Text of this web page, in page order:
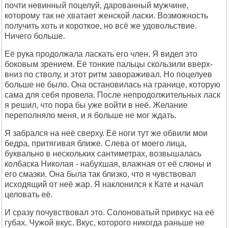
почти невинный поцелуй, дарованный мужчине,
которому так не хватает женской ласки. Возможность
получить хоть и короткое, но всё же удовольствие.
Ничего больше.
Её рука продолжала ласкать его член. Я видел это
боковым зрением. Её тонкие пальцы скользили вверх-
вниз по стволу, и этот ритм завораживал. Но поцелуев
больше не было. Она остановилась на границе, которую
сама для себя провела. После непродолжительных ласк
я решил, что пора бы уже войти в неё. Желание
переполняло меня, и я больше не мог ждать.
Я забрался на неё сверху. Её ноги тут же обвили мои
бедра, притягивая ближе. Слева от моего лица,
буквально в нескольких сантиметрах, возвышалась
колбаска Николая - набухшая, влажная от её слюны и
его смазки. Она была так близко, что я чувствовал
исходящий от неё жар. Я наклонился к Кате и начал
целовать её.
И сразу почувствовал это. Солоноватый привкус на её
губах. Чужой вкус. Вкус, которого никогда раньше не